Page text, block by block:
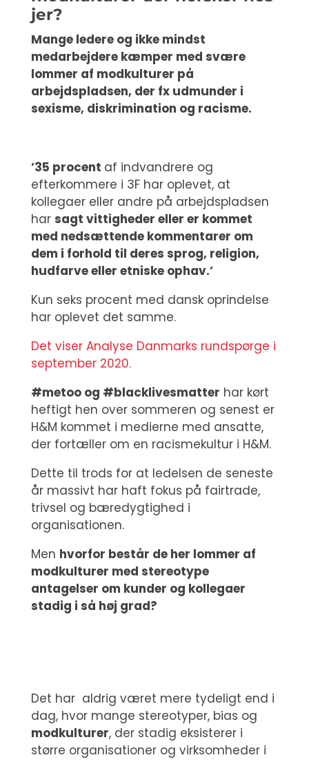
jer?
Mange ledere og ikke mindst
medarbejdere kæmper med svære
lommer af modkulturer på
arbejdspladsen, der fx udmunder i
sexisme, diskrimination og racisme.
’35 procent af indvandrere og
efterkommere i 3F har oplevet, at
kollegaer eller andre på arbejdspladsen
har sagt vittigheder eller er kommet
med nedsættende kommentarer om
dem i forhold til deres sprog, religion,
hudfarve eller etniske ophav.’
Kun seks procent med dansk oprindelse
har oplevet det samme.
Det viser Analyse Danmarks rundspørge i
september 2020.
#metoo og #blacklivesmatter har kørt
heftigt hen over sommeren og senest er
H&M kommet i medierne med ansatte,
der fortæller om en racismekultur i H&M.
Dette til trods for at ledelsen de seneste
år massivt har haft fokus på fairtrade,
trivsel og bæredygtighed i
organisationen.
Men hvorfor består de her lommer af
modkulturer med stereotype
antagelser om kunder og kollegaer
stadig i så høj grad?
Det har aldrig været mere tydeligt end i
dag, hvor mange stereotyper, bias og
modkulturer, der stadig eksisterer i
større organisationer og virksomheder i